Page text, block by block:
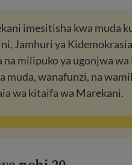
imesitisha kwa muda
Jamhuri ya
milipuko ya ugonjwa wa
muda, wanafunzi, na
wa kitaifa wa Marekani.